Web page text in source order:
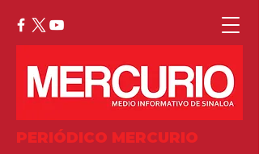
PERIÓDICO MERCURIO